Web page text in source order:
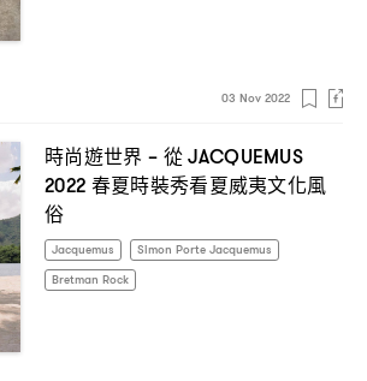
03 Nov 2022
時尚遊世界 – 從JACQUEMUS
2022 春夏時裝秀看夏威夷文化風
俗
Jacquemus
Simon Porte Jacquemus
Bretman Rock